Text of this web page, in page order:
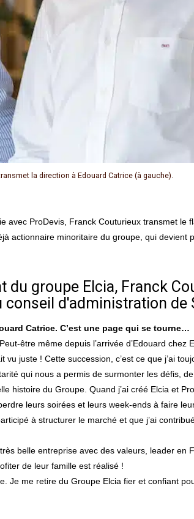
la direction à Edouard Catrice (à gauche).
actionnaire minoritaire du groupe, qui devient
du groupe Elcia, Franck
conseil d'administration de
Catrice. C’est une page qui se tourne…
être même depuis l’arrivée d’Edouard chez
juste ! Cette succession, c’est ce que j’ai
qui nous a permis de surmonter les défis,
du Groupe. Quand j’ai créé Elcia et
leurs soirées et leurs week-ends à faire
à structurer le marché et que j’ai
belle entreprise avec des valeurs, leader en
de leur famille est réalisé !
Je me retire du Groupe Elcia fier et confiant